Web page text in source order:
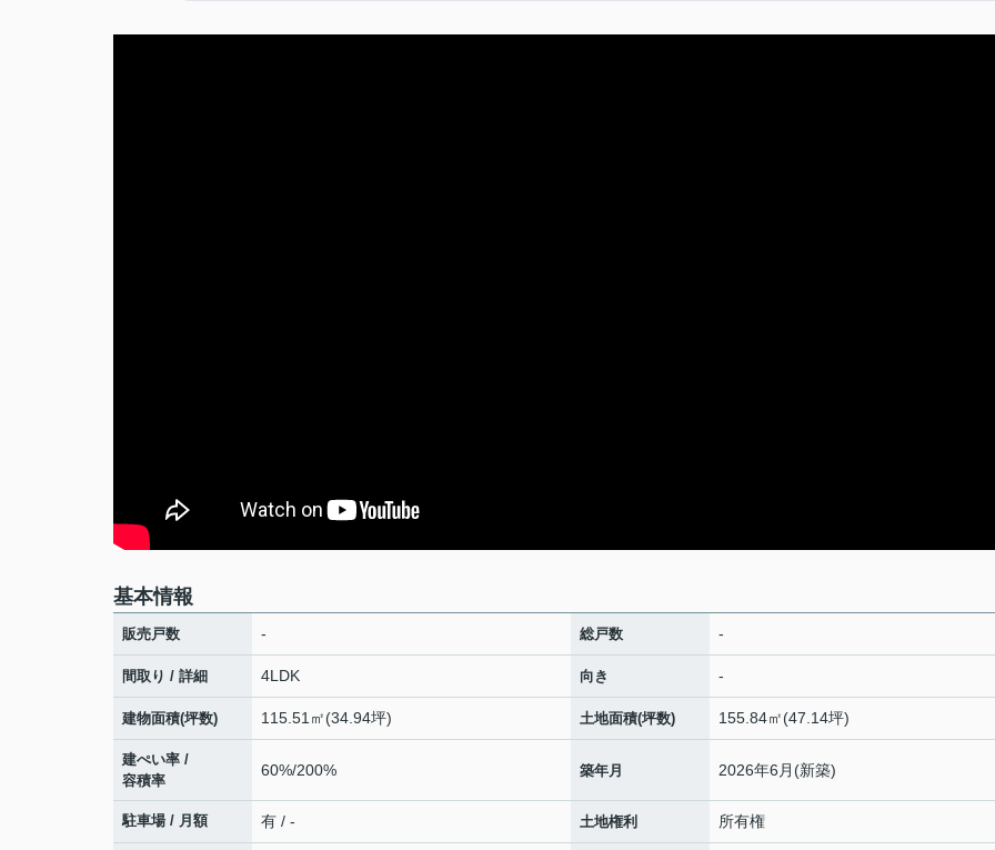
基本情報
販売戸数 - 総戸数 -
間取り / 詳細 4LDK 向き -
建物面積(坪数) 115.51㎡(34.94坪) 土地面積(坪数) 155.84㎡(47.14坪)
建ぺい率 /
容積率
60%/200% 築年月 2026年6月(新築)
駐車場 / 月額 有 / - 土地権利 所有権